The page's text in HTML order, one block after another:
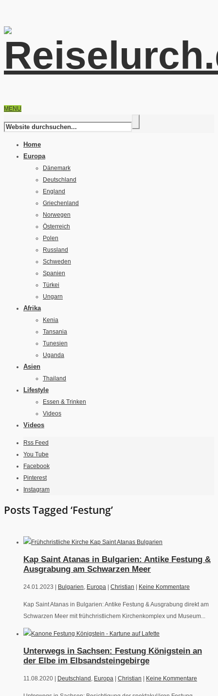
MENU
Home
Europa
Dänemark
Deutschland
England
Griechenland
Norwegen
Österreich
Polen
Russland
Schweden
Spanien
Türkei
Ungarn
Afrika
Kenia
Tansania
Tunesien
Uganda
Asien
Thailand
Lifestyle
Essen & Trinken
Videos
Videos
Rss Feed
You Tube
Facebook
Pinterest
Instagram
Posts Tagged ‘Festung’
Kap Saint Atanas in Bulgarien: Antike Festung &
Ausgrabung am Schwarzen Meer
24.01.2023 | Bulgarien, Europa Christian Keine Kommentare
Kap Saint Atanas in Bulgarien: Antike Festung & Ausgrabung direkt am
Schwarzen Meer mit frühchristlichem Kirchenkomplex und Museum...
Unterwegs in Sachsen: Festung Königstein an
der Elbe im Elbsandsteingebirge
11.08.2020 | Deutschland , Europa Christian Keine Kommentare